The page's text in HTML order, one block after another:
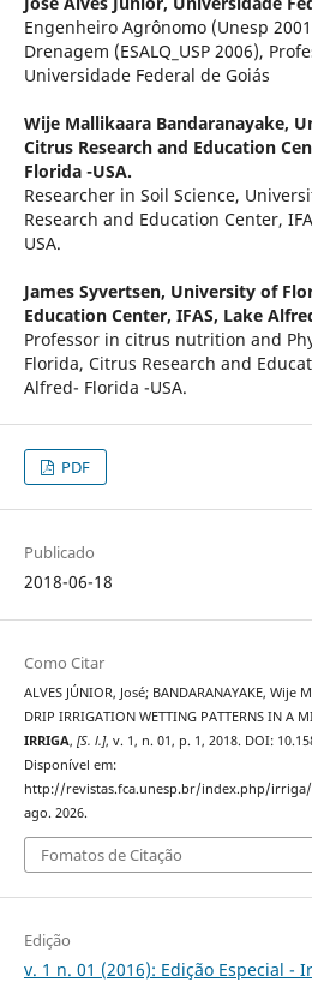
Engenheiro Agrônomo (Unesp
Drenagem (ESALQ_USP 2006),
Universidade Federal de Goiás
Wije Mallikaara Bandaranayake,
Citrus Research and Education
Florida -USA.
Researcher in Soil Science,
Research and Education Center,
USA.
James Syvertsen, University of
Education Center, IFAS, Lake
Professor in citrus nutrition and
Florida, Citrus Research and
Alfred- Florida -USA.
PDF
Publicado
2018-06-18
Como Citar
ALVES JÚNIOR, José; BANDARANAYAKE, Wije
DRIP IRRIGATION WETTING PATTERNS IN A
IRRIGA, [S. l.], v. 1, n. 01, p. 1, 2018. DOI:
Disponível em:
http://revistas.fca.unesp.br/index.php/irriga/
ago. 2026.
Fomatos de Citação
Edição
v. 1 n. 01 (2016): Edição Especial -